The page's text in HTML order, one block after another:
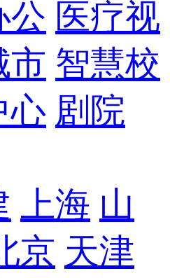
公 医疗视
市 智慧校
心 剧院
上海 山
京 天津